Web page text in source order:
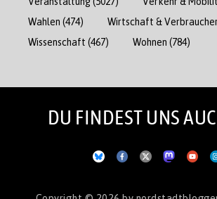
Wahlen (474) Wirtschaft &
Wissenschaft (467) Wohnen (784)
DU FINDEST UNS